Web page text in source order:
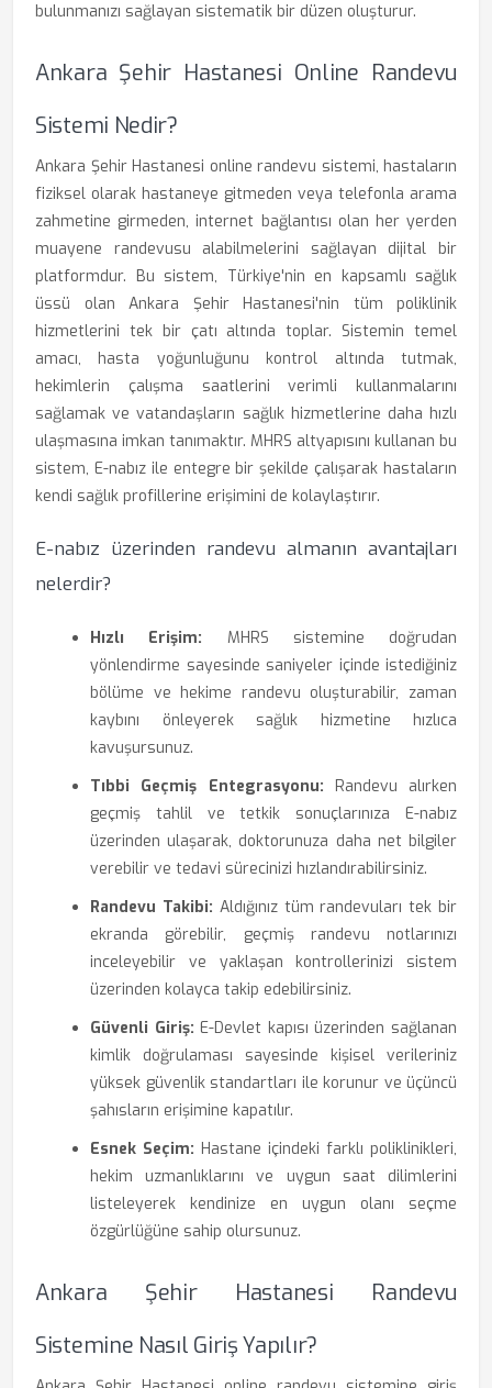
bulunmanızı sağlayan sistematik bir düzen oluşturur.
Ankara Şehir Hastanesi Online Randevu
Sistemi Nedir?
Ankara Şehir Hastanesi online randevu sistemi, hastaların
fiziksel olarak hastaneye gitmeden veya telefonla arama
zahmetine girmeden, internet bağlantısı olan her yerden
muayene randevusu alabilmelerini sağlayan dijital bir
platformdur. Bu sistem, Türkiye'nin en kapsamlı sağlık
üssü olan Ankara Şehir Hastanesi'nin tüm poliklinik
hizmetlerini tek bir çatı altında toplar. Sistemin temel
amacı, hasta yoğunluğunu kontrol altında tutmak,
hekimlerin çalışma saatlerini verimli kullanmalarını
sağlamak ve vatandaşların sağlık hizmetlerine daha hızlı
ulaşmasına imkan tanımaktır. MHRS altyapısını kullanan bu
sistem, E-nabız ile entegre bir şekilde çalışarak hastaların
kendi sağlık profillerine erişimini de kolaylaştırır.
E-nabız üzerinden randevu almanın avantajları
nelerdir?
Hızlı Erişim: MHRS sistemine doğrudan
yönlendirme sayesinde saniyeler içinde istediğiniz
bölüme ve hekime randevu oluşturabilir, zaman
kaybını önleyerek sağlık hizmetine hızlıca
kavuşursunuz.
Tıbbi Geçmiş Entegrasyonu: Randevu alırken
geçmiş tahlil ve tetkik sonuçlarınıza E-nabız
üzerinden ulaşarak, doktorunuza daha net bilgiler
verebilir ve tedavi sürecinizi hızlandırabilirsiniz.
Randevu Takibi: Aldığınız tüm randevuları tek bir
ekranda görebilir, geçmiş randevu notlarınızı
inceleyebilir ve yaklaşan kontrollerinizi sistem
üzerinden kolayca takip edebilirsiniz.
Güvenli Giriş: E-Devlet kapısı üzerinden sağlanan
kimlik doğrulaması sayesinde kişisel verileriniz
yüksek güvenlik standartları ile korunur ve üçüncü
şahısların erişimine kapatılır.
Esnek Seçim: Hastane içindeki farklı poliklinikleri,
hekim uzmanlıklarını ve uygun saat dilimlerini
listeleyerek kendinize en uygun olanı seçme
özgürlüğüne sahip olursunuz.
Ankara Şehir Hastanesi Randevu
Sistemine Nasıl Giriş Yapılır?